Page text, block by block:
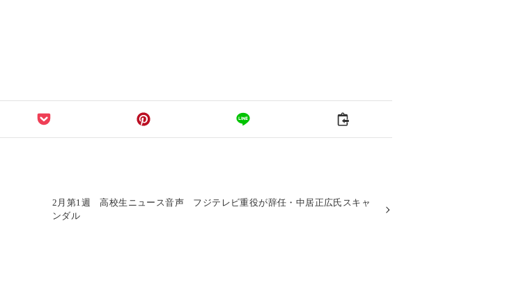
2月第1週 高校生ニュース音声 フジテレビ重役が辞任・中居正広氏スキャ
ンダル